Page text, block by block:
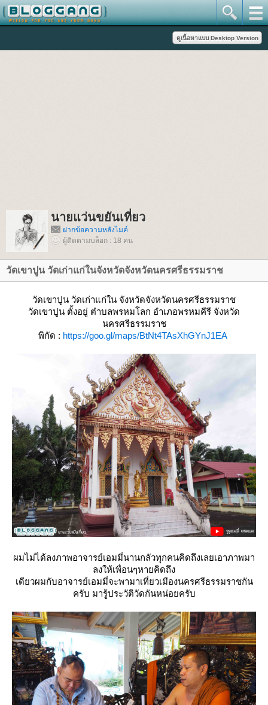
นายแว่นขยันเที่ยว
ฝากข้อความหลังไมค์
ผู้ติดตามบล็อก : 18 คน
วัดเขาปูน วัดเก่าแก่ในจังหวัดจังหวัดนครศรีธรรมราช
วัดเขาปูน วัดเก่าแก่ใน จังหวัดจังหวัดนครศรีธรรมราช
วัดเขาปูน ตั้งอยู่ ตำบลพรหมโลก อำเภอพรหมคีรี จังหวัด
นครศรีธรรมราช
พิกัด : https://goo.gl/maps/BtNt4TAsXhGYnJ1EA
ผมไม่ได้ลงภาพอาจารย์เอมมี่นานกลัวทุกคนคิดถึงเลยเอาภาพมา
ลงให้เพื่อนๆหายคิดถึง
เดียวผมกับอาจารย์เอมมี่จะพามาเที่ยวเมืองนครศรีธรรมราชกัน
ครับ มารู้ประวัติวัดกันหน่อยครับ